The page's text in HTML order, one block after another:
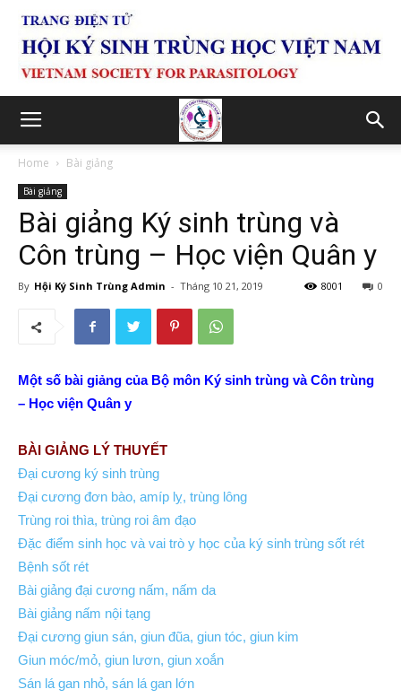
Home Bài giảng
Bài giảng
Bài giảng Ký sinh trùng và
Côn trùng – Học viện Quân y
By Hội Ký Sinh Trùng Admin - Tháng 10 21, 2019 0
8001
Một số bài giảng của Bộ môn Ký sinh trùng và Côn trùng
– Học viện Quân y
BÀI GIẢNG LÝ THUYẾT
Đại cương ký sinh trùng
Đại cương đơn bào, amíp lỵ, trùng lông
Trùng roi thìa, trùng roi âm đạo
Đặc điểm sinh học và vai trò y học của ký sinh trùng sốt rét
Bệnh sốt rét
Bài giảng đại cương nấm, nấm da
Bài giảng nấm nội tạng
Đại cương giun sán, giun đũa, giun tóc, giun kim
Giun móc/mỏ, giun lươn, giun xoắn
Sán lá gan nhỏ, sán lá gan lớn